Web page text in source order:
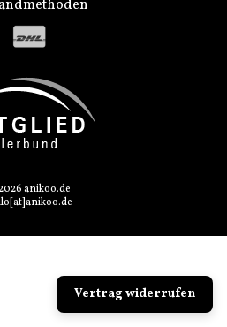
anikoo.de
Vertrag widerrufen